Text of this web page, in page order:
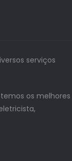
serviços
os melhores